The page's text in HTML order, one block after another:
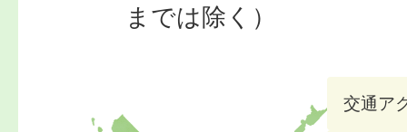
までは除く）
交通ア